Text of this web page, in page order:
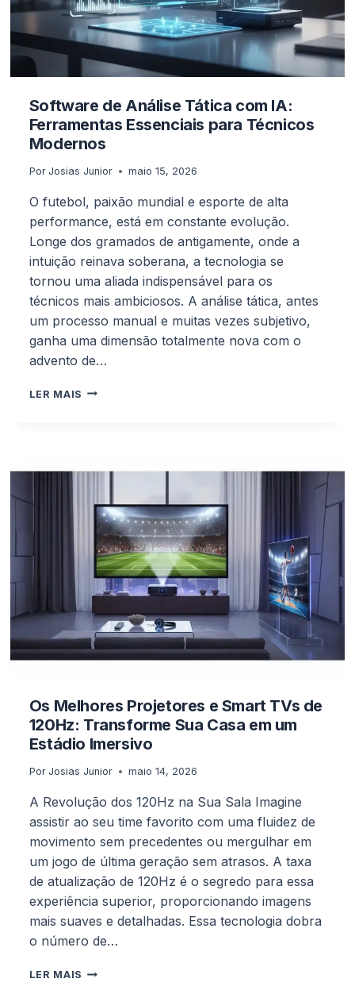
Software de Análise Tática com IA:
Ferramentas Essenciais para Técnicos
Modernos
Por Josias Junior maio 15, 2026
O futebol, paixão mundial e esporte de alta
performance, está em constante evolução.
Longe dos gramados de antigamente, onde a
intuição reinava soberana, a tecnologia se
tornou uma aliada indispensável para os
técnicos mais ambiciosos. A análise tática, antes
um processo manual e muitas vezes subjetivo,
ganha uma dimensão totalmente nova com o
advento de…
LER MAIS SOFTWARE
IA:
ESSENCIAIS
PARA
TÉCNICOS
MODERNOS
Os Melhores Projetores e Smart TVs de
120Hz: Transforme Sua Casa em um
Estádio Imersivo
Por Josias Junior maio 14, 2026
A Revolução dos 120Hz na Sua Sala Imagine
assistir ao seu time favorito com uma fluidez de
movimento sem precedentes ou mergulhar em
um jogo de última geração sem atrasos. A taxa
de atualização de 120Hz é o segredo para essa
experiência superior, proporcionando imagens
mais suaves e detalhadas. Essa tecnologia dobra
o número de…
LER MAIS OS